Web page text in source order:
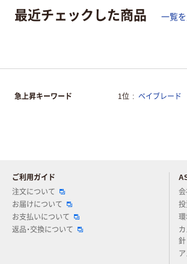
最近チェックした商品 一覧
急上昇キーワード 1位 ベイブレード
ご利用ガイド
注文について
お届けについて
お支払いについて
返品・交換について
会
投
環
針